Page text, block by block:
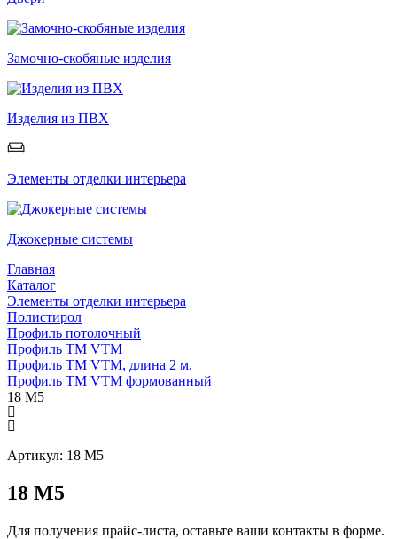
Замочно-скобяные изделия
Изделия из ПВХ
Элементы отделки интерьера
Джокерные системы
Главная
Каталог
Элементы отделки интерьера
Полистирол
Профиль потолочный
Профиль ТМ VTM
Профиль ТМ VTM, длина 2 м.
Профиль ТМ VTM формованный
18 М5
Артикул: 18 М5
18 М5
Для получения прайс-листа, оставьте ваши контакты в форме.